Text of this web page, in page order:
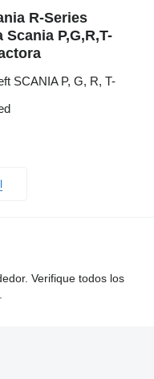
R-Series
Scania P,G,R,T-
SCANIA P, G, R, T-
Verifique todos los